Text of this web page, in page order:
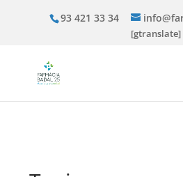
93 421 33 34
[gtranslate]